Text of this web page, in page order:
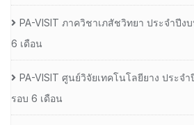
PA-VISIT ภาควิชาเภสัชวิทยา ประจำปีง
6 เดือน
PA-VISIT ศูนย์วิจัยเทคโนโลยียาง ประจ
รอบ 6 เดือน